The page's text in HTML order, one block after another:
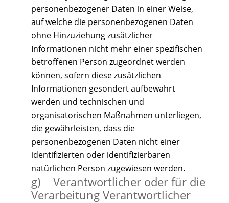
personenbezogener Daten in einer Weise,
auf welche die personenbezogenen Daten
ohne Hinzuziehung zusätzlicher
Informationen nicht mehr einer spezifischen
betroffenen Person zugeordnet werden
können, sofern diese zusätzlichen
Informationen gesondert aufbewahrt
werden und technischen und
organisatorischen Maßnahmen unterliegen,
die gewährleisten, dass die
personenbezogenen Daten nicht einer
identifizierten oder identifizierbaren
natürlichen Person zugewiesen werden.
g) Verantwortlicher oder für die
Verarbeitung Verantwortlicher